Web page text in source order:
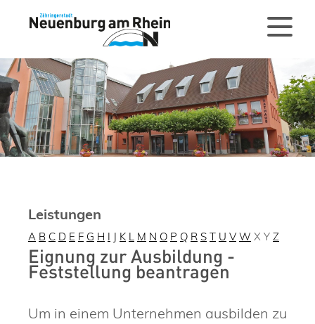
Leistungen
A B C D E F G H I J K L M N O P Q R S T U V W X Y Z
Eignung zur Ausbildung -
Feststellung beantragen
Um in einem Unternehmen ausbilden zu